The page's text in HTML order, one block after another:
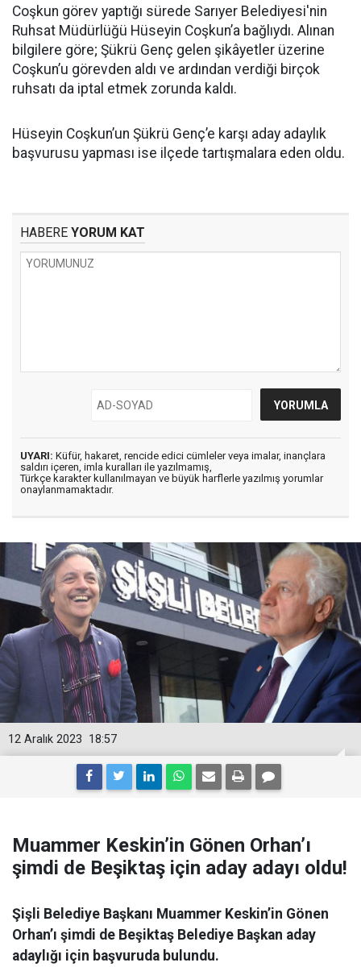
Coşkun görev yaptığı sürede Sarıyer Belediyesi'nin
Ruhsat Müdürlüğü Hüseyin Coşkun’a bağlıydı. Alınan
bilgilere göre; Şükrü Genç gelen şikâyetler üzerine
Coşkun’u görevden aldı ve ardından verdiği birçok
ruhsatı da iptal etmek zorunda kaldı.
Hüseyin Coşkun’un Şükrü Genç’e karşı aday adaylık
başvurusu yapması ise ilçede tartışmalara eden oldu.
HABERE YORUM KAT
UYARI: Küfür, hakaret, rencide edici cümleler veya imalar, inançlara
saldırı içeren, imla kuralları ile yazılmamış,
Türkçe karakter kullanılmayan ve büyük harflerle yazılmış yorumlar
onaylanmamaktadır.
18:57
12 Aralık 2023
Muammer Keskin’in Gönen Orhan’ı
şimdi de Beşiktaş için aday adayı oldu!
Şişli Belediye Başkanı Muammer Keskin’in Gönen
Orhan’ı şimdi de Beşiktaş Belediye Başkan aday
adaylığı için başvuruda bulundu.